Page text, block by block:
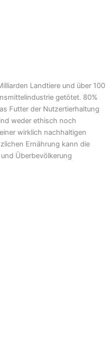
Landtiere und über 100
getötet. 80%
Futter der Nutzertierhaltung
weder ethisch noch
wirklich nachhaltigen
Ernährung kann die
Überbevölkerung